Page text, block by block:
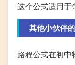
这个公式适用于
其他小伙伴
路程公式在初中